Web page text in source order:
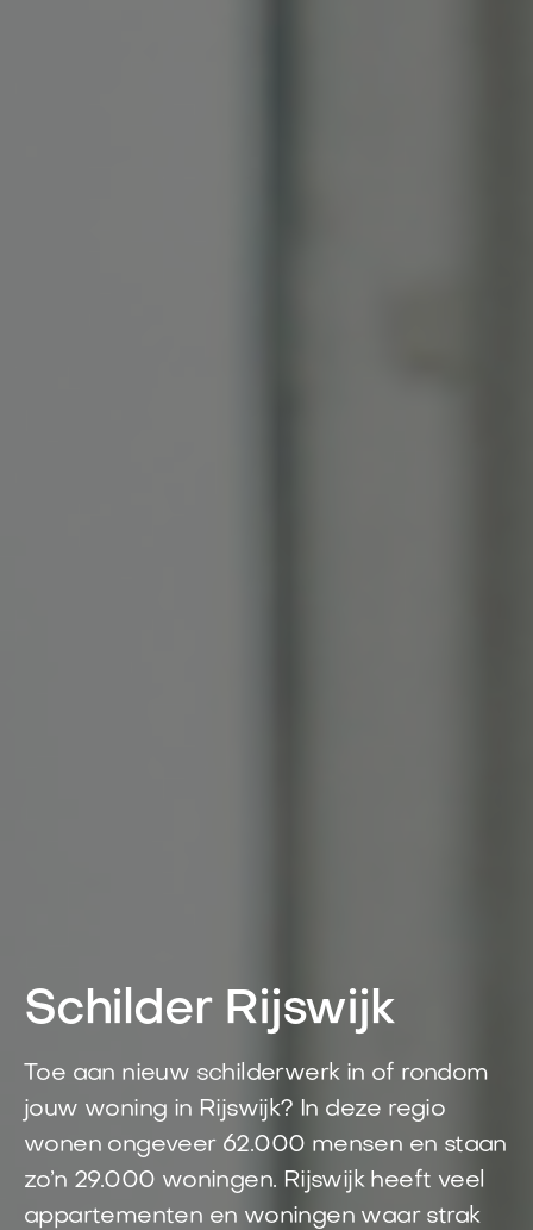
Schilder Rijswijk
Toe aan nieuw schilderwerk in of rondom
jouw woning in Rijswijk? In deze regio
wonen ongeveer 62.000 mensen en staan
zo’n 29.000 woningen. Rijswijk heeft veel
appartementen en woningen waar strak